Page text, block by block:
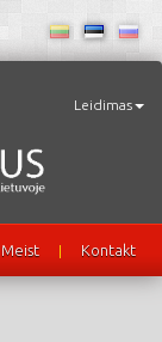
Leidimas
Meist | Kontakt